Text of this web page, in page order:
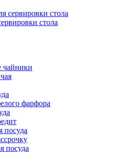
сервировки стола
стола
чайники
фарфора
посуда
посуда